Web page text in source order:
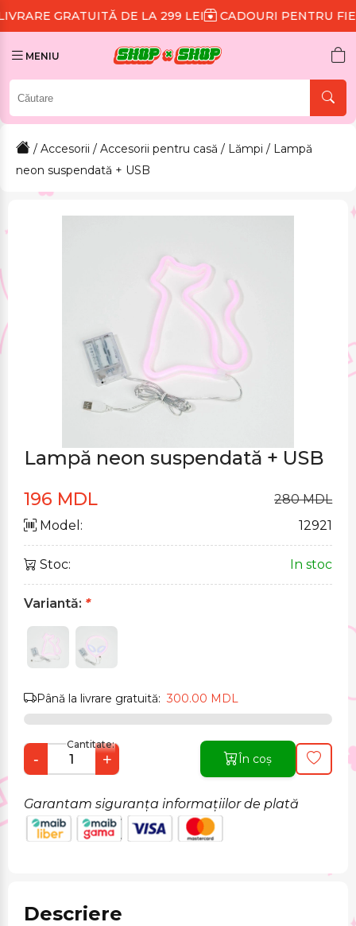
DE LA 299 LEI CADOURI PENTRU FIECARE
MENIU
/ Accesorii / Accesorii pentru casă / Lămpi / Lampă
neon suspendată + USB
Lampă neon suspendată + USB
196 MDL
280 MDL
Model:
12921
Stoc: In stoc
Variantă: *
Până la livrare gratuită:300.00 MDL
Cantitate:
- + În coș
Garantam siguranța informațiilor de plată
Descriere